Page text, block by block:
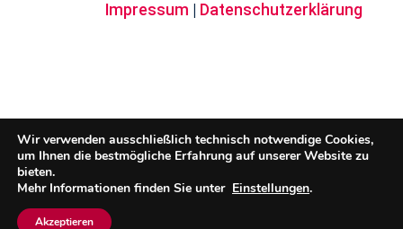
Impressum
Datenschutzerklärung
Wir verwenden ausschließlich technisch notwendige Cookies,
um Ihnen die bestmögliche Erfahrung auf unserer Website zu
bieten.
Mehr Informationen finden Sie unter Einstellungen.
Akzeptieren